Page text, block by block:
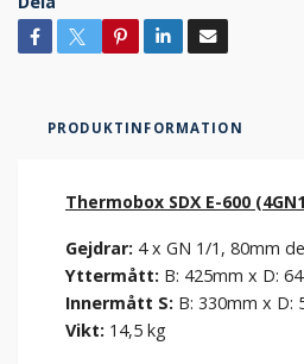
PRODUKTINFORMATION
Thermobox SDX E-600
Gejdrar: 4 x GN 1/1, 80mm
Yttermått: B: 425mm x D:
Innermått S: B: 330mm x D:
Vikt: 14,5 kg